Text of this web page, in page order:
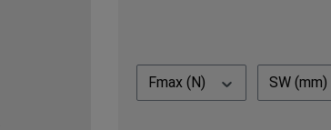
Fmax (N) SW (mm)